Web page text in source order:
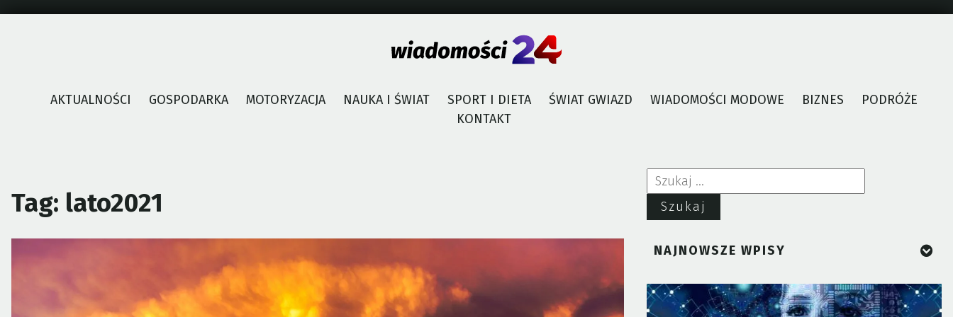
AKTUALNOŚCI GOSPODARKA MOTORYZACJA NAUKA I ŚWIAT SPORT I DIETA ŚWIAT GWIAZD WIADOMOŚCI MODOWE BIZNES
PODRÓŻE
KONTAKT
Tag: lato2021
Szukaj:
NAJNOWSZE WPISY